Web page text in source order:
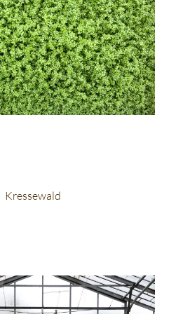
Kressewald